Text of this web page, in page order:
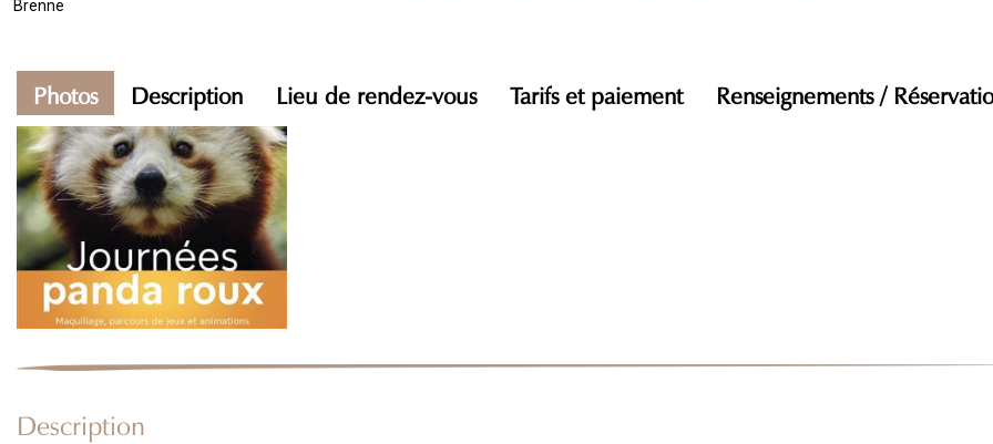
Photos Description Lieu de rendez-vous Tarifs et paiement Renseignements /
Description